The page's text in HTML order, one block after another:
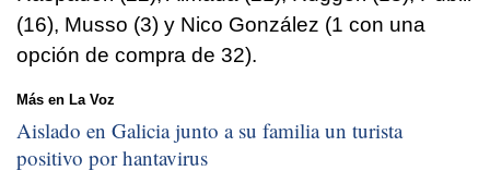
(16), Musso (3) y Nico González (1 con una
opción de compra de 32).
Más en La Voz
Aislado en Galicia junto a su familia un turista
positivo por hantavirus